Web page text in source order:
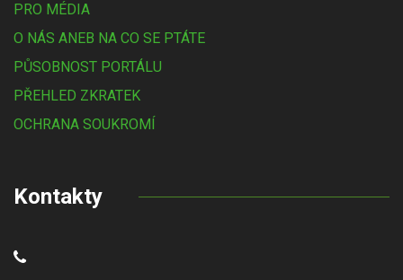
PRO MÉDIA
O NÁS ANEB NA CO SE PTÁTE
PŮSOBNOST PORTÁLU
PŘEHLED ZKRATEK
OCHRANA SOUKROMÍ
Kontakty